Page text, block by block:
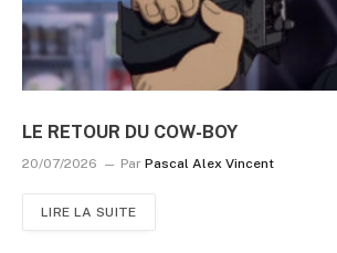
LE RETOUR DU COW-BOY
20/07/2026 Par Pascal Alex Vincent
LIRE LA SUITE